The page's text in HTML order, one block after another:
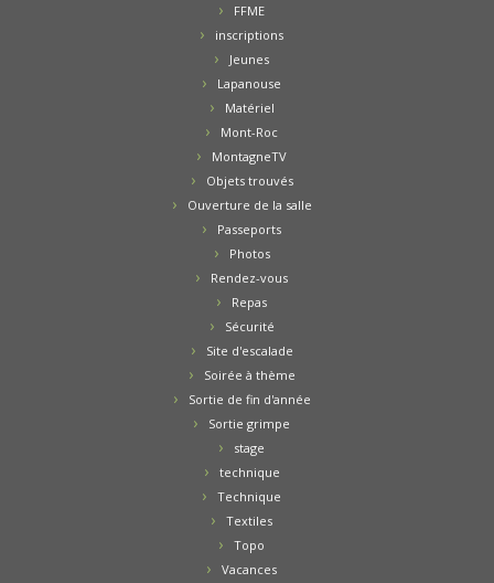
FFME
inscriptions
Jeunes
Lapanouse
Matériel
Mont-Roc
MontagneTV
Objets trouvés
Ouverture de la salle
Passeports
Photos
Rendez-vous
Repas
Sécurité
Site d'escalade
Soirée à thème
Sortie de fin d'année
Sortie grimpe
stage
technique
Technique
Textiles
Topo
Vacances